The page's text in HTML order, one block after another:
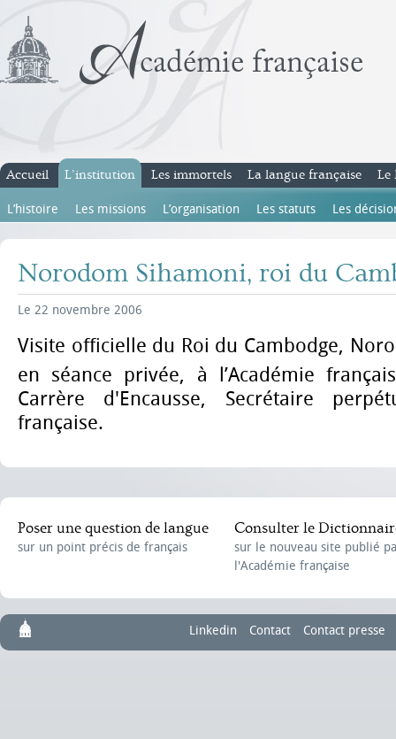
Accueil L’institution
L’histoire Les missions L’organisation Les statuts Les
Les immortels La langue française Le
Norodom Sihamoni, roi du
Le 22 novembre 2006
Visite officielle du Roi du Cambodge,
en séance privée, à l’Académie
Carrère d'Encausse, Secrétaire
française.
Poser une question de langue
sur un point précis de français
Consulter le
sur le nouveau site publié
l'Académie française
Linkedin Contact Contact presse